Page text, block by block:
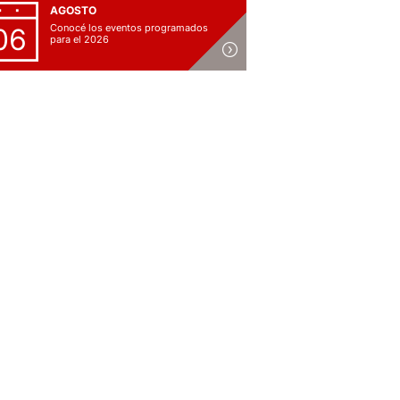
AGOSTO
Conocé los eventos programados
para el 2026